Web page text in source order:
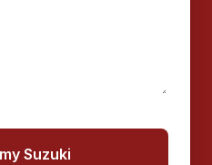
Suzuki